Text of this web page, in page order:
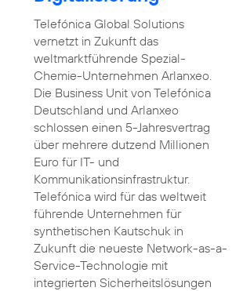
Telefónica Global Solutions
vernetzt in Zukunft das
weltmarktführende Spezial-
Chemie-Unternehmen Arlanxeo.
Die Business Unit von Telefónica
Deutschland und Arlanxeo
schlossen einen 5-Jahresvertrag
über mehrere dutzend Millionen
Euro für IT- und
Kommunikationsinfrastruktur.
Telefónica wird für das weltweit
führende Unternehmen für
synthetischen Kautschuk in
Zukunft die neueste Network-as-a-
Service-Technologie mit
integrierten Sicherheitslösungen